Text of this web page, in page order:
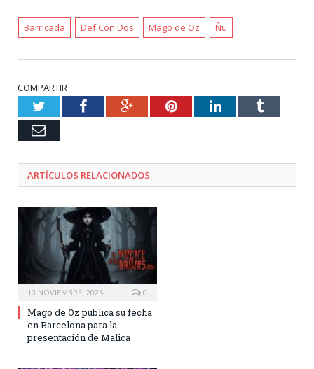
Barricada Def Con Dos Mägo de Oz Ñu
COMPARTIR
TwitterFacebookGoogle+PinterestLinkedInTumblr
Email
ARTÍCULOS RELACIONADOS
10 NOVIEMBRE, 2025 0
Mägo de Oz publica su fecha
en Barcelona para la
presentación de Malica